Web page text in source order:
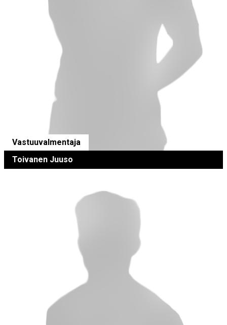
Vastuuvalmentaja
Toivanen Juuso